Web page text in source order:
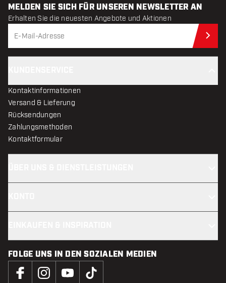
MELDEN SIE SICH FÜR UNSEREN NEWSLETTER AN
Erhalten Sie die neuesten Angebote und Aktionen
Kontaktinformationen
Versand & Lieferung
Rücksendungen
Zahlungsmethoden
Kontaktformular
FOLGE UNS IN DEN SOZIALEN MEDIEN